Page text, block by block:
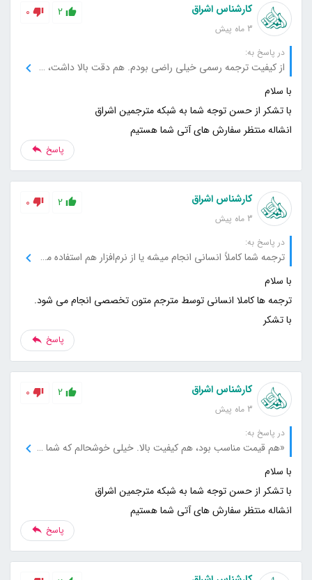
کارشناس اشراق
3 ماه پیش
2
0
در پاسخ به:
از کیفیت ترجمه رسمی خیلی راضی بودم. هم دقت بالا داشت، هم تحویل به‌موقع. قطعاً دوباره از خدماتتون استفاده می‌کنم
انشاله منتظر سفارش های آتی شما هستیم
پاسخ
کارشناس اشراق
3 ماه پیش
2
0
در پاسخ به:
ترجمه شما کاملاً انسانی انجام میشه یا از نرم‌افزار هم استفاده می‌کنید؟
با تشکر
پاسخ
کارشناس اشراق
3 ماه پیش
2
0
در پاسخ به:
«هم قیمت مناسب بود، هم کیفیت بالا. خیلی خوشحالم که شما رو انتخاب کردم.»
انشاله منتظر سفارش های آتی شما هستیم
پاسخ